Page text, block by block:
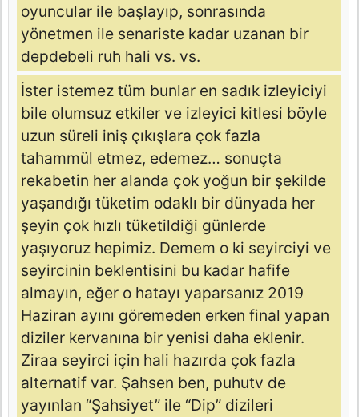
oyuncular ile başlayıp, sonrasında
yönetmen ile senariste kadar uzanan bir
depdebeli ruh hali vs. vs.
İster istemez tüm bunlar en sadık izleyiciyi
bile olumsuz etkiler ve izleyici kitlesi böyle
uzun süreli iniş çıkışlara çok fazla
tahammül etmez, edemez… sonuçta
rekabetin her alanda çok yoğun bir şekilde
yaşandığı tüketim odaklı bir dünyada her
şeyin çok hızlı tüketildiği günlerde
yaşıyoruz hepimiz. Demem o ki seyirciyi ve
seyircinin beklentisini bu kadar hafife
almayın, eğer o hatayı yaparsanız 2019
Haziran ayını göremeden erken final yapan
diziler kervanına bir yenisi daha eklenir.
Ziraa seyirci için hali hazırda çok fazla
alternatif var. Şahsen ben, puhutv de
yayınlan “Şahsiyet” ile “Dip” dizileri